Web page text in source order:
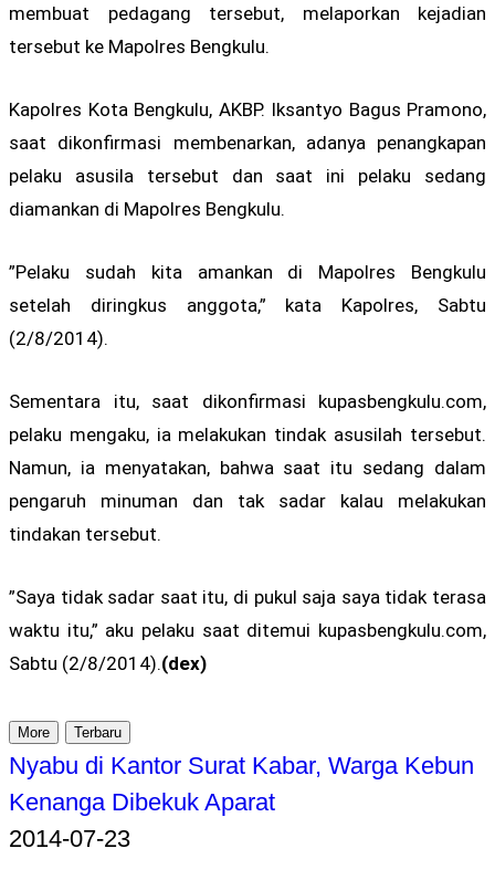
membuat pedagang tersebut, melaporkan kejadian
tersebut ke Mapolres Bengkulu.
Kapolres Kota Bengkulu, AKBP. Iksantyo Bagus Pramono,
saat dikonfirmasi membenarkan, adanya penangkapan
pelaku asusila tersebut dan saat ini pelaku sedang
diamankan di Mapolres Bengkulu.
”Pelaku sudah kita amankan di Mapolres Bengkulu
setelah diringkus anggota,” kata Kapolres, Sabtu
(2/8/2014).
Sementara itu, saat dikonfirmasi kupasbengkulu.com,
pelaku mengaku, ia melakukan tindak asusilah tersebut.
Namun, ia menyatakan, bahwa saat itu sedang dalam
pengaruh minuman dan tak sadar kalau melakukan
tindakan tersebut.
”Saya tidak sadar saat itu, di pukul saja saya tidak terasa
waktu itu,” aku pelaku saat ditemui kupasbengkulu.com,
Sabtu (2/8/2014).(dex)
More Terbaru
Nyabu di Kantor Surat Kabar, Warga Kebun
Kenanga Dibekuk Aparat
2014-07-23